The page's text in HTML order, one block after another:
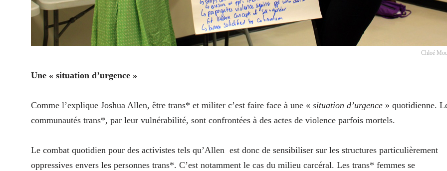
Chloé
Une « situation d’urgence »
Comme l’explique Joshua Allen, être trans* et militer c’est faire face à une « situation d’urgence » quotidienne.
communautés trans*, par leur vulnérabilité, sont confrontées à des actes de violence parfois mortels.
Le combat quotidien pour des activistes tels qu’Allen est donc de sensibiliser sur les structures particulièrement
oppressives envers les personnes trans*. C’est notamment le cas du milieu carcéral. Les trans* femmes se